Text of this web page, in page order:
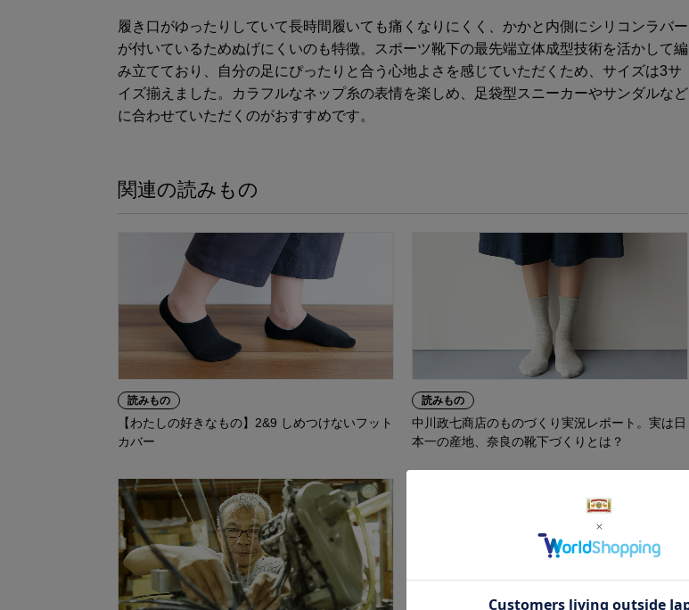
履き口がゆったりしていて長時間履いても痛くなりにくく、かかと内側にシリコンラバー
が付いているためぬげにくいのも特徴。スポーツ靴下の最先端立体成型技術を活かして編
み立てており、自分の足にぴったりと合う心地よさを感じていただくため、サイズは3サ
イズ揃えました。カラフルなネップ糸の表情を楽しめ、足袋型スニーカーやサンダルなど
に合わせていただくのがおすすめです。
関連の読みもの
読みもの
【わたしの好きなもの】2&9 しめつけないフット
カバー
読みもの
中川政七商店のものづくり実況レポート。実は日
本一の産地、奈良の靴下づくりとは？